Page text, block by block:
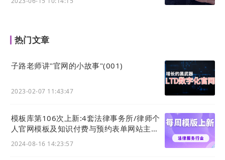
需要进行体系化管理、高效分发的企业：
行业
类型
典型使用场景
B2B
业服
司
构建“行业百科”、“产品术
LTD营销）等，对内赋能培
专业壁垒与思想领导力。
某咨询公司：将核心
方法论数字化，成为
新顾问入职的“必修
容，吸引精准客户。
制
造、
管理复杂的技术参数、产
品组件、行业标准、合规
某设备制造商：技术
热门文章
子路老师讲"官网的小故事"(001)
2023-02-07 11:43:47
模板库第106次上新:4套法律事务所/律师个
人官网模板及知识付费与预约表单网站主题
2024-08-16 14:23:57